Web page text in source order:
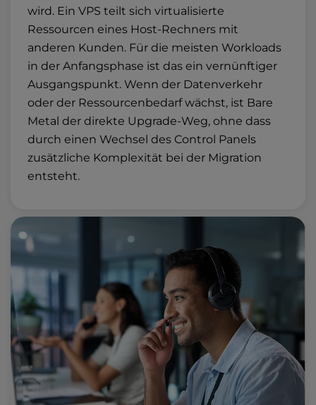
wird. Ein VPS teilt sich virtualisierte
Ressourcen eines Host-Rechners mit
anderen Kunden. Für die meisten Workloads
in der Anfangsphase ist das ein vernünftiger
Ausgangspunkt. Wenn der Datenverkehr
oder der Ressourcenbedarf wächst, ist Bare
Metal der direkte Upgrade-Weg, ohne dass
durch einen Wechsel des Control Panels
zusätzliche Komplexität bei der Migration
entsteht.